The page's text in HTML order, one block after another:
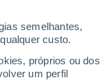
semelhantes,
custo.
próprios ou dos
um perfil